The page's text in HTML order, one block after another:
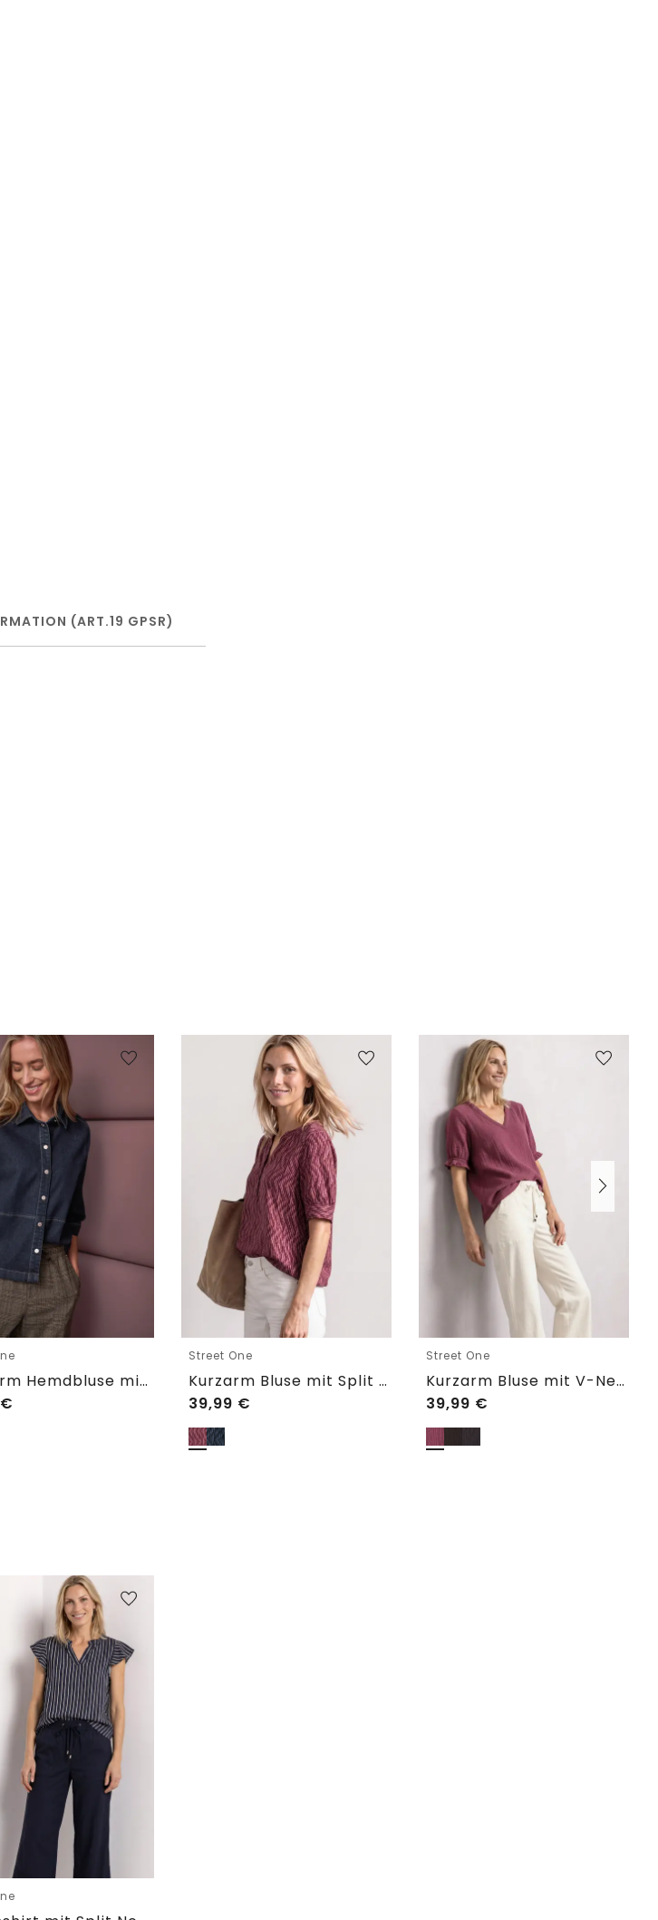
(ART.19 GPSR)
3/4-Arm Hemdbluse mit Knopfleiste
€
Street One
Kurzarm Bluse mit Split Neck und Elastiksaum
39,99 €
Street One
Kurzarm Bluse mit V-Neck und Rüschen
39,99 €